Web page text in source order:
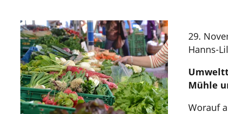
29.
Hanns-
Mühle
Worauf